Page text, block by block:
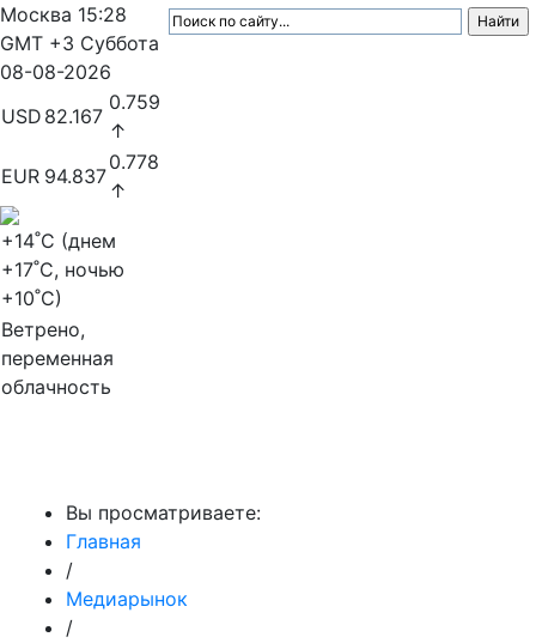
Москва 15:28
GMT +3 Суббота
08-08-2026
USD 82.167
0.759
↑
EUR 94.837
0.778
↑
+14˚C (днем
+17˚C, ночью
+10˚C)
Ветрено,
переменная
облачность
Вы просматриваете:
Главная
/
Медиарынок
/